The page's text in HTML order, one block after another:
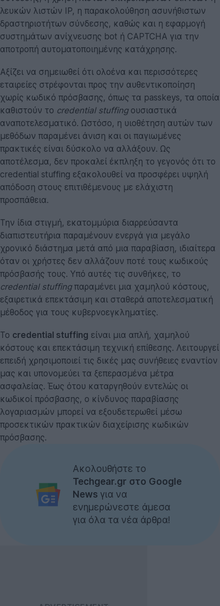
λευκών λιστών IP, η παρακολούθηση ασυνήθιστων
δραστηριοτήτων σύνδεσης, καθώς και η εφαρμογή
συστημάτων ανίχνευσης bot ή CAPTCHA για την
αποτροπή αυτοματοποιημένης κατάχρησης.
Αξίζει να σημειωθεί ότι ολοένα και περισσότερες
εταιρείες στρέφονται προς την αυθεντικοποίηση
χωρίς κωδικό πρόσβασης, όπως τα passkeys, τα οποία
καθιστούν το credential stuffingουσιαστικά
αναποτελεσματικό. Ωστόσο, η υιοθέτηση αυτών των
μεθόδων παραμένει άνιση και οι παγιωμένες
πρακτικές είναι δύσκολο να αλλάξουν. Ως
αποτέλεσμα, δεν προκαλεί έκπληξη το γεγονός ότι το
credential stuffing εξακολουθεί να προσφέρει υψηλή
απόδοση στους επιτιθέμενους με ελάχιστη
προσπάθεια.
Την ίδια στιγμή, εκατομμύρια διαρρεύσαντα
διαπιστευτήρια παραμένουν ενεργά για μεγάλο
χρονικό διάστημα μετά από μια παραβίαση, ιδιαίτερα
όταν οι χρήστες δεν αλλάζουν ποτέ τους κωδικούς
πρόσβασής τους. Υπό αυτές τις συνθήκες, το
credential stuffingπαραμένει μια χαμηλού κόστους,
εξαιρετικά επεκτάσιμη και σταθερά αποτελεσματική
μέθοδος για τους κυβερνοεγκληματίες.
Το credential stuffing είναι μια απλή, χαμηλού
κόστους και επεκτάσιμη τεχνική επίθεσης. Λειτουργεί
επειδή χρησιμοποιεί τις δικές μας συνήθειες εναντίον
μας και υπονομεύει τα ξεπερασμένα μέτρα
ασφαλείας. Έως ότου καταργηθούν εντελώς οι
κωδικοί πρόσβασης, ο κίνδυνος παραβίασης
λογαριασμών μπορεί να εξουδετερωθεί μέσω
προσεκτικών πρακτικών διαχείρισης κωδικών
πρόσβασης.
Ακολουθήστε το
Techgear.gr στο Google
News για να
ενημερώνεστε άμεσα
για όλα τα νέα άρθρα!